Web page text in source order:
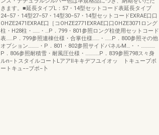
きます。■延長タイプL：57・14型セットコード表延長タイブ
24−57・14型27−57・14型30−57・14型セットコードEXRAE口口
OHZE2471EXRAE口［コOHZE2771EXRAE口口OHZE3071ロング
柱・H28柱・……・…P．799・801参照ロング柱使用セットコード
表……P．799参照連棟仕様・合掌仕様……・……P．800参照その他
オプション………・P．801・802参照サイドパネルM…・・…………
P．806参照耐積雪・耐風圧仕様・…………P．839参照798ス々身
ルn−トスタイルコートLアアIlキキデフユイオッ トキューブポ
ートキュ−−ブポ−卜